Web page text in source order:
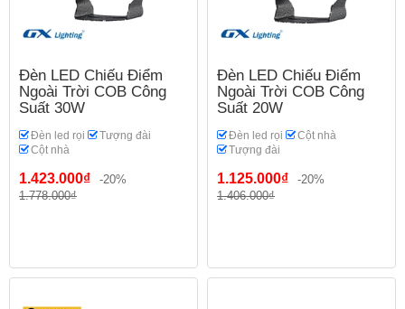
Đèn LED Chiếu Điểm
Ngoài Trời COB Công
Suất 30W
Đèn led rọi
Tượng đài
Cột nhà
1.423.000₫
-20%
1.778.000₫
Đèn LED Chiếu Điểm
Ngoài Trời COB Công
Suất 20W
Đèn led rọi
Cột nhà
Tượng đài
1.125.000₫
-20%
1.406.000₫